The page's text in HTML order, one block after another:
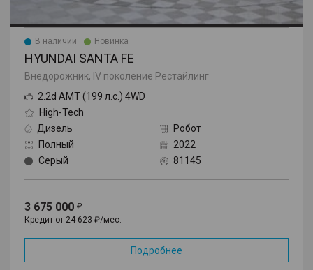
В наличии Новинка
HYUNDAI SANTA FE
Внедорожник, IV поколение Рестайлинг
2.2d AMT (199 л.с.) 4WD
High-Tech
Дизель
Робот
Полный
2022
Серый
81145
3 675 000
Кредит от 24 623 ₽/мес.
Подробнее